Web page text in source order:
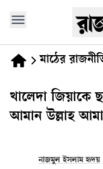
মাঠের
খালেদা জিয়াকে
আমান উল্লাহ
নাজমুল ইসলাম হৃদয়